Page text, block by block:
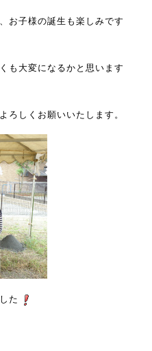
お子様の誕生も楽しみです
も大変になるかと思います
ろしくお願いいたします。
た